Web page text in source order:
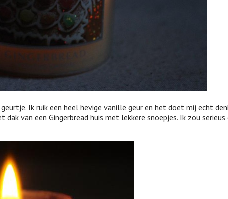
Ik ruik een heel hevige vanille geur en het doet mij echt
van een Gingerbread huis met lekkere snoepjes. Ik zou serieus